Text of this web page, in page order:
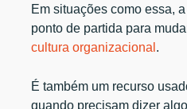
Em situações como essa,
ponto de partida para
cultura organizacional .
É também um recurso
quando precisam dizer